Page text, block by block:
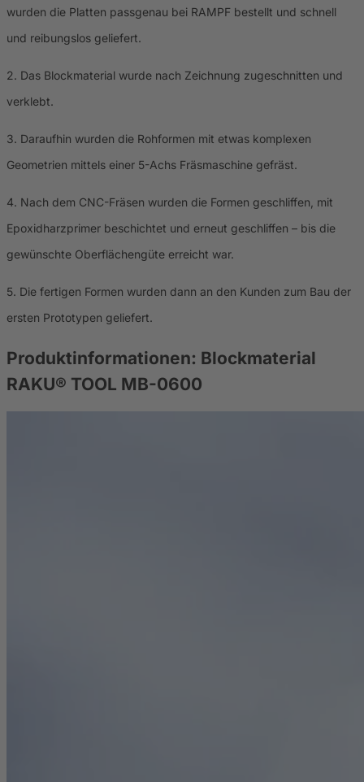
wurden die Platten passgenau bei RAMPF bestellt und schnell
und reibungslos geliefert.
2. Das Blockmaterial wurde nach Zeichnung zugeschnitten und
verklebt.
3. Daraufhin wurden die Rohformen mit etwas komplexen
Geometrien mittels einer 5-Achs Fräsmaschine gefräst.
4. Nach dem CNC-Fräsen wurden die Formen geschliffen, mit
Epoxidharzprimer beschichtet und erneut geschliffen – bis die
gewünschte Oberflächengüte erreicht war.
5. Die fertigen Formen wurden dann an den Kunden zum Bau der
ersten Prototypen geliefert.
Produktinformationen: Blockmaterial
RAKU® TOOL MB-0600